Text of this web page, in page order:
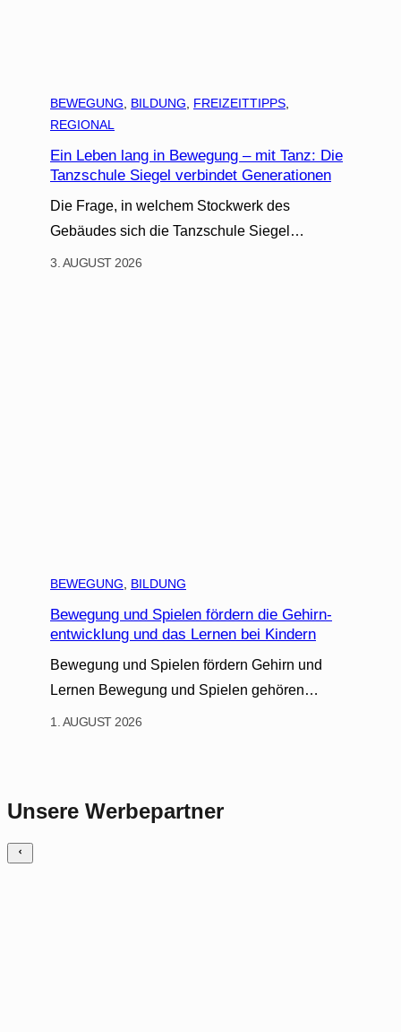
BEWEGUNG BILDUNG FREIZEITTIPPS
REGIONAL
Ein Leben lang in Bewegung – mit Tanz: Die
Tanzschule Siegel verbindet Generationen
Die Frage, in welchem Stockwerk des
Gebäudes sich die Tanzschule Siegel…
3. AUGUST 2026
BEWEGUNG BILDUNG
Bewegung und Spielen fördern die Gehirn-
entwicklung und das Lernen bei Kindern
Bewegung und Spielen fördern Gehirn und
Lernen Bewegung und Spielen gehören…
1. AUGUST 2026
Unsere Werbepartner